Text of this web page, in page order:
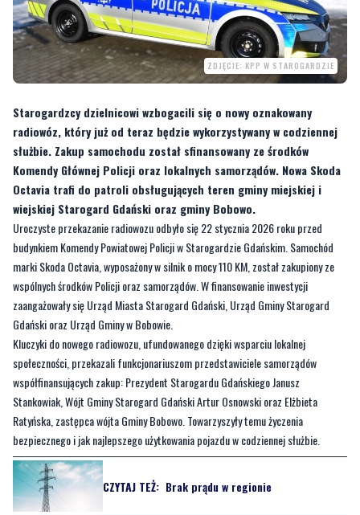
ZDJĘCIE: KPP W STAROGARDZIE
Starogardzcy dzielnicowi wzbogacili się o nowy oznakowany
radiowóz, który już od teraz będzie wykorzystywany w codziennej
służbie. Zakup samochodu został sfinansowany ze środków
Komendy Głównej Policji oraz lokalnych samorządów. Nowa Skoda
Octavia trafi do patroli obsługujących teren gminy miejskiej i
wiejskiej Starogard Gdański oraz gminy Bobowo.
Uroczyste przekazanie radiowozu odbyło się 22 stycznia 2026 roku przed
budynkiem Komendy Powiatowej Policji w Starogardzie Gdańskim. Samochód
marki Skoda Octavia, wyposażony w silnik o mocy 110 KM, został zakupiony ze
wspólnych środków Policji oraz samorządów. W finansowanie inwestycji
zaangażowały się Urząd Miasta Starogard Gdański, Urząd Gminy Starogard
Gdański oraz Urząd Gminy w Bobowie.
Kluczyki do nowego radiowozu, ufundowanego dzięki wsparciu lokalnej
społeczności, przekazali funkcjonariuszom przedstawiciele samorządów
współfinansujących zakup: Prezydent Starogardu Gdańskiego Janusz
Stankowiak, Wójt Gminy Starogard Gdański Artur Osnowski oraz Elżbieta
Ratyńska, zastępca wójta Gminy Bobowo. Towarzyszyły temu życzenia
bezpiecznego i jak najlepszego użytkowania pojazdu w codziennej służbie.
CZYTAJ TEŻ: Brak prądu w regionie